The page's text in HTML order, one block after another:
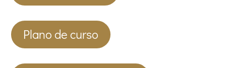
Plano de curso